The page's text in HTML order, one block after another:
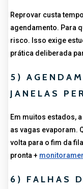
Reprovar custa
agendamento. Para
risco. Isso exige
prática deliberada
5)
JANELAS
Em muitos estados,
as vagas evaporam.
volta para o fim da
pronta +
6) FALHAS